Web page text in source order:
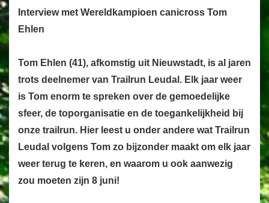
Interview met Wereldkampioen canicross Tom
Ehlen
Tom Ehlen (41), afkomstig uit Nieuwstadt, is al jaren
trots deelnemer van Trailrun Leudal. Elk jaar weer
is Tom enorm te spreken over de gemoedelijke
sfeer, de toporganisatie en de toegankelijkheid bij
onze trailrun. Hier leest u onder andere wat Trailrun
Leudal volgens Tom zo bijzonder maakt om elk jaar
weer terug te keren, en waarom u ook aanwezig
zou moeten zijn 8 juni!